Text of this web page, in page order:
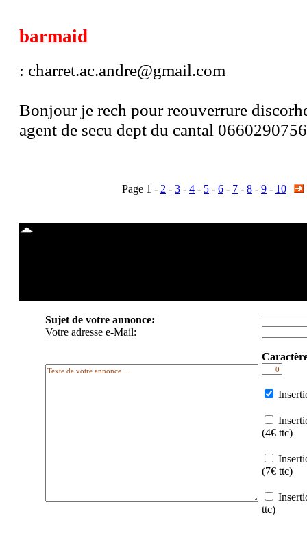
barmaid
: charret.ac.andre@gmail.com
Bonjour je rech pour reouverrure
agent de secu dept du cantal
Page 1 - 2 - 3 - 4 - 5 - 6 - 7 - 8 - 9 - 10
Sujet de votre annonce:
Votre adresse e-Mail:
(4€ ttc)
(7€ ttc)
ttc)